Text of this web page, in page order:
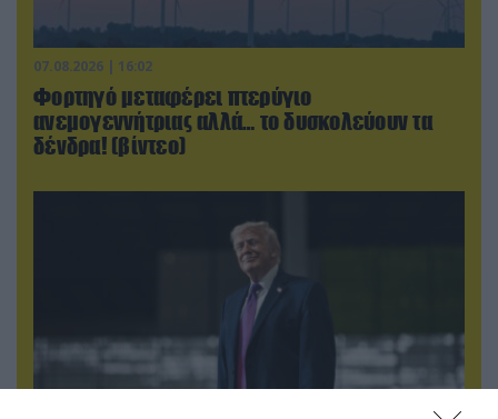
07.08.2026 | 16:02
Φορτηγό μεταφέρει πτερύγιο
ανεμογεννήτριας αλλά… το δυσκολεύουν τα
δένδρα! (βίντεο)